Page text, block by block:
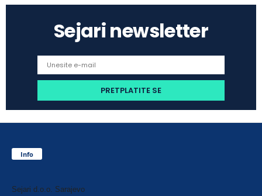
Sejari newsletter
Info
Sejari d.o.o. Sarajevo